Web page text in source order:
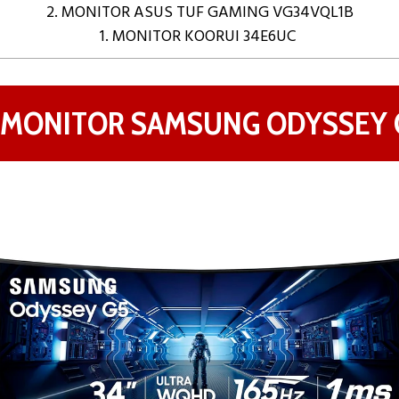
2. MONITOR ASUS TUF GAMING VG34VQL1B
1. MONITOR KOORUI 34E6UC
SAMSUNG ODYSSEY